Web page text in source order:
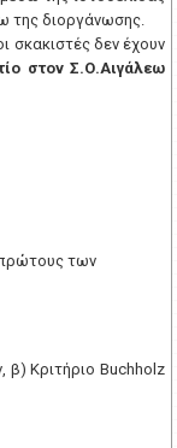
της διοργάνωσης.
σκακιστές δεν έχουν
στον Σ.Ο.Αιγάλεω
των
Κριτήριο Buchholz